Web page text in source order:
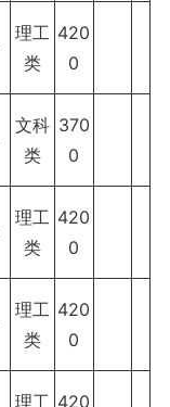
理工
类
420
0
文科
类
370
0
理工
类
420
0
理工
类
420
0
理工 420